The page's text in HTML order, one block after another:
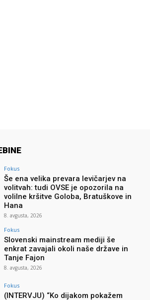
Fokus
Še ena velika prevara levičarjev na
volitvah: tudi OVSE je opozorila na
volilne kršitve Goloba, Bratuškove in
Hana
8. avgusta, 2026
Fokus
Slovenski mainstream mediji še
enkrat zavajali okoli naše države in
Tanje Fajon
8. avgusta, 2026
Fokus
(INTERVJU) “Ko dijakom pokažem